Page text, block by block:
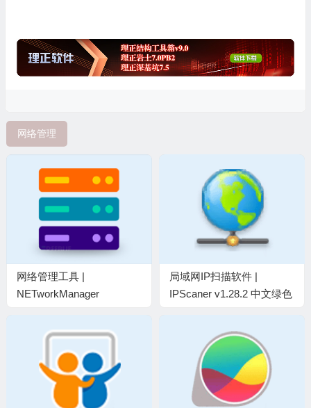
网络管理
网络管理工具 |
NETworkManager
局域网IP扫描软件 |
IPScaner v1.28.2 中文绿色